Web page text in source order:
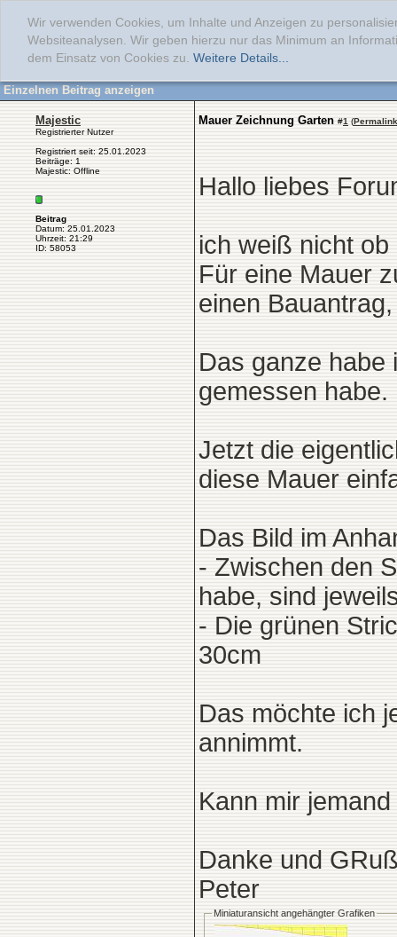
Wir verwenden Cookies, um Inhalte und Anzeigen zu
Websiteanalysen. Wir geben hierzu nur das Minimum an
dem Einsatz von Cookies zu. Weitere Details...
Einzelnen Beitrag anzeigen
Majestic
Registrierter Nutzer
Registriert seit: 25.01.2023
Beiträge: 1
Majestic: Offline
Beitrag
Datum: 25.01.2023
Uhrzeit: 21:29
ID: 58053
Mauer Zeichnung Garten #1 (Permalink
Hallo liebes
ich weiß nicht
Für eine Mauer
einen
Das ganze habe
gemessen habe.
Jetzt die
diese Mauer
Das Bild im
- Zwischen den
habe, sind
- Die grünen
30cm
Das möchte ich
annimmt.
Kann mir
Danke und
Peter
Miniaturansicht angehängter Grafiken